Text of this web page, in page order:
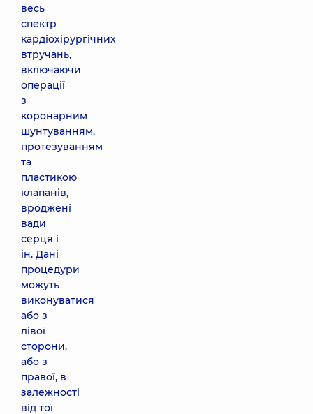
весь
спектр
кардіохірургічних
втручань,
включаючи
операції
з
коронарним
шунтуванням,
протезуванням
та
пластикою
клапанів,
вроджені
вади
серця і
ін. Дані
процедури
можуть
виконуватися
або з
лівої
сторони,
або з
правої, в
залежності
від тої